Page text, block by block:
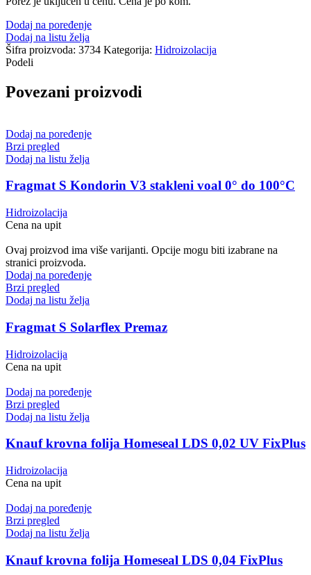
Dodaj na poređenje
Dodaj na listu želja
Šifra proizvoda: 3734 Kategorija: Hidroizolacija
Podeli
Povezani proizvodi
Dodaj na poređenje
Brzi pregled
Dodaj na listu želja
Fragmat S Kondorin V3 stakleni voal 0° do 100°C
Hidroizolacija
Cena na upit
Ovaj proizvod ima više varijanti. Opcije mogu biti izabrane na
stranici proizvoda.
Dodaj na poređenje
Brzi pregled
Dodaj na listu želja
Fragmat S Solarflex Premaz
Hidroizolacija
Cena na upit
Dodaj na poređenje
Brzi pregled
Dodaj na listu želja
Knauf krovna folija Homeseal LDS 0,02 UV FixPlus
Hidroizolacija
Cena na upit
Dodaj na poređenje
Brzi pregled
Dodaj na listu želja
Knauf krovna folija Homeseal LDS 0,04 FixPlus